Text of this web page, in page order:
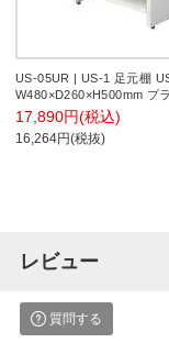
US-05UR | US-1 足元棚
W480×D260×H500mm プ
17,890円(税込)
16,264円(税抜)
レビュー
質問する